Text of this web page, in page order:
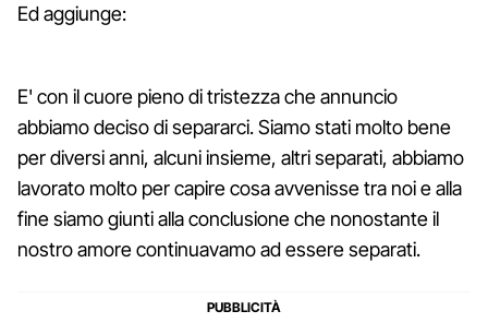
Ed aggiunge:
E' con il cuore pieno di tristezza che annuncio
abbiamo deciso di separarci. Siamo stati molto bene
per diversi anni, alcuni insieme, altri separati, abbiamo
lavorato molto per capire cosa avvenisse tra noi e alla
fine siamo giunti alla conclusione che nonostante il
nostro amore continuavamo ad essere separati.